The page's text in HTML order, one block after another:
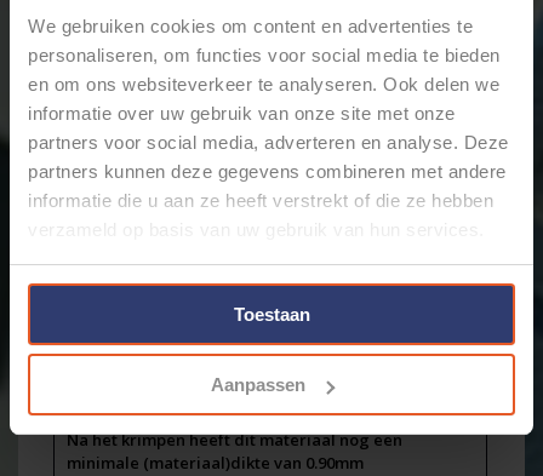
We gebruiken cookies om content en advertenties te
personaliseren, om functies voor social media te bieden
en om ons websiteverkeer te analyseren. Ook delen we
informatie over uw gebruik van onze site met onze
partners voor social media, adverteren en analyse. Deze
partners kunnen deze gegevens combineren met andere
informatie die u aan ze heeft verstrekt of die ze hebben
verzameld op basis van uw gebruik van hun services.
Toestaan
Aanpassen
- Toevoegen aan winkelwagen
Email ons over dit product
Aan verlanglijst toevoegen
Toevoegen om te vergelijken
Afdrukken
2111162501
Voorraad:
3
Dunwandige krimpkous van 38,1 mm / 19,0 mm -
Na het krimpen heeft dit materiaal nog een
minimale (materiaal)dikte van 0.90mm